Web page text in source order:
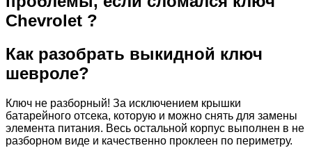
Chevrolet ?
Как разобрать выкидной ключ
шевроле?
Ключ не разборный! За исключением крышки
батарейного отсека, которую и можно снять для замены
элемента питания. Весь остальной корпус выполнен в не
разборном виде и качественно проклеен по периметру.